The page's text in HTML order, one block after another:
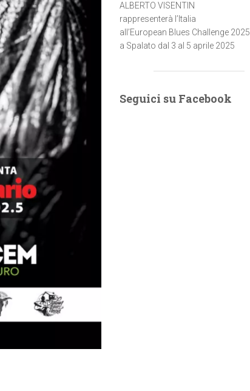
ALBERTO VISENTIN
rappresenterà l’Italia
all’European Blues Challenge 2025
a Spalato dal 3 al 5 aprile 2025
Seguici su Facebook